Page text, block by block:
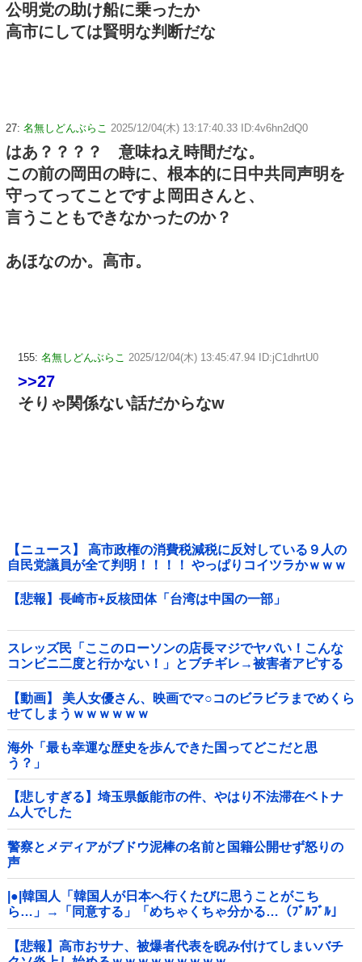
公明党の助け船に乗ったか
高市にしては賢明な判断だな
27: 名無しどんぶらこ 2025/12/04(木) 13:17:40.33 ID:4v6hn2dQ0
はあ？？？？ 意味ねえ時間だな。
この前の岡田の時に、根本的に日中共同声明を
守ってってことですよ岡田さんと、
言うこともできなかったのか？
あほなのか。高市。
155: 名無しどんぶらこ 2025/12/04(木) 13:45:47.94 ID:jC1dhrtU0
>>27
そりゃ関係ない話だからなw
【ニュース】 高市政権の消費税減税に反対している９人の
自民党議員が全て判明！！！！ やっぱりコイツラかｗｗｗ
ｗｗ
【悲報】長崎市+反核団体「台湾は中国の一部」
スレッズ民「ここのローソンの店長マジでヤバい！こんな
コンビニ二度と行かない！」とブチギレ→被害者アピする
も「ヤバイのはお前だよ」とツッコミ殺到ｗｗｗｗｗｗｗ
他
【動画】 美人女優さん、映画でマ○コのビラビラまでめくら
せてしまうｗｗｗｗｗｗ
海外「最も幸運な歴史を歩んできた国ってどこだと思
う？」
【悲しすぎる】埼玉県飯能市の件、やはり不法滞在ベトナ
ム人でした
警察とメディアがブドウ泥棒の名前と国籍公開せず怒りの
声
|●|韓国人「韓国人が日本へ行くたびに思うことがこち
ら…」→「同意する」「めちゃくちゃ分かる…（ﾌﾞﾙﾌﾞﾙ」
＝韓国の反応
【悲報】高市おサナ、被爆者代表を睨み付けてしまいバチ